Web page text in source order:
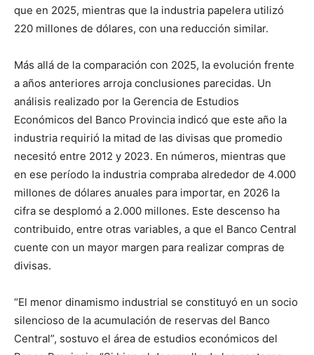
que en 2025, mientras que la industria papelera utilizó
220 millones de dólares, con una reducción similar.
Más allá de la comparación con 2025, la evolución frente
a años anteriores arroja conclusiones parecidas. Un
análisis realizado por la Gerencia de Estudios
Económicos del Banco Provincia indicó que este año la
industria requirió la mitad de las divisas que promedio
necesitó entre 2012 y 2023. En números, mientras que
en ese período la industria compraba alrededor de 4.000
millones de dólares anuales para importar, en 2026 la
cifra se desplomó a 2.000 millones. Este descenso ha
contribuido, entre otras variables, a que el Banco Central
cuente con un mayor margen para realizar compras de
divisas.
“El menor dinamismo industrial se constituyó en un socio
silencioso de la acumulación de reservas del Banco
Central”, sostuvo el área de estudios económicos del